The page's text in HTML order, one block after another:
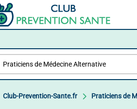
Club-Prevention-Sante.fr Praticiens de